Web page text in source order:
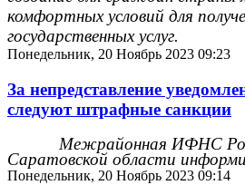
комфортных условий для
государственных услуг.
Понедельник, 20 Ноябрь 2023 09:23
За непредставление
следуют штрафные санкции
Межрайонная ИФНС
Саратовской области
Понедельник, 20 Ноябрь 2023 09:14